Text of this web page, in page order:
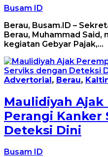
Busam ID
Berau, Busam.ID –
Berau, Muhammad Said,
kegiatan Gebyar Pajak,…
Advertorial, Berau,
Maulidiyah
Perangi Kanker
Deteksi Dini
Busam ID